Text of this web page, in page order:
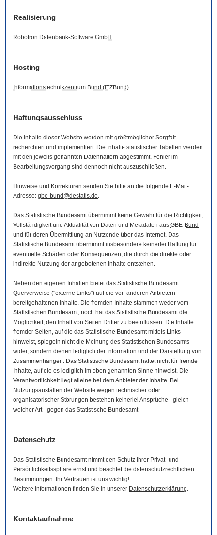
Realisierung
Robotron Datenbank-Software GmbH
Hosting
Informationstechnikzentrum Bund (ITZBund)
Haftungsausschluss
Die Inhalte dieser Website werden mit größtmöglicher Sorgfalt
recherchiert und implementiert. Die Inhalte statistischer Tabellen werden
mit den jeweils genannten Datenhaltern abgestimmt. Fehler im
Bearbeitungsvorgang sind dennoch nicht auszuschließen.
Hinweise und Korrekturen senden Sie bitte an die folgende E-Mail -
Adresse: gbe-bund@destatis.de.
Das Statistische Bundesamt übernimmt keine Gewähr für die Richtigkeit,
Vollständigkeit und Aktualität von Daten und Metadaten aus GBE-Bund
und für deren Übermittlung an Nutzende über das Internet. Das
Statistische Bundesamt übernimmt insbesondere keinerlei Haftung für
eventuelle Schäden oder Konsequenzen, die durch die direkte oder
indirekte Nutzung der angebotenen Inhalte entstehen.
Neben den eigenen Inhalten bietet das Statistische Bundesamt
Querverweise ("externe Links") auf die von anderen Anbietern
bereitgehaltenen Inhalte. Die fremden Inhalte stammen weder vom
Statistischen Bundesamt, noch hat das Statistische Bundesamt die
Möglichkeit, den Inhalt von Seiten Dritter zu beeinflussen. Die Inhalte
fremder Seiten, auf die das Statistische Bundesamt mittels Links
hinweist, spiegeln nicht die Meinung des Statistischen Bundesamts
wider, sondern dienen lediglich der Information und der Darstellung von
Zusammenhängen. Das Statistische Bundesamt haftet nicht für fremde
Inhalte, auf die es lediglich im oben genannten Sinne hinweist. Die
Verantwortlichkeit liegt alleine bei dem Anbieter der Inhalte. Bei
Nutzungsausfällen der Website wegen technischer oder
organisatorischer Störungen bestehen keinerlei Ansprüche - gleich
welcher Art - gegen das Statistische Bundesamt.
Datenschutz
Das Statistische Bundesamt nimmt den Schutz Ihrer Privat- und
Persönlichkeitssphäre ernst und beachtet die datenschutzrechtlichen
Bestimmungen. Ihr Vertrauen ist uns wichtig!
Weitere Informationen finden Sie in unserer Datenschutzerklärung.
Kontaktaufnahme